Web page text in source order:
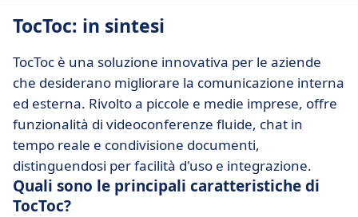
TocToc: in sintesi
TocToc è una soluzione innovativa per le aziende
che desiderano migliorare la comunicazione interna
ed esterna. Rivolto a piccole e medie imprese, offre
funzionalità di videoconferenze fluide, chat in
tempo reale e condivisione documenti,
distinguendosi per facilità d'uso e integrazione.
Quali sono le principali caratteristiche di
TocToc?